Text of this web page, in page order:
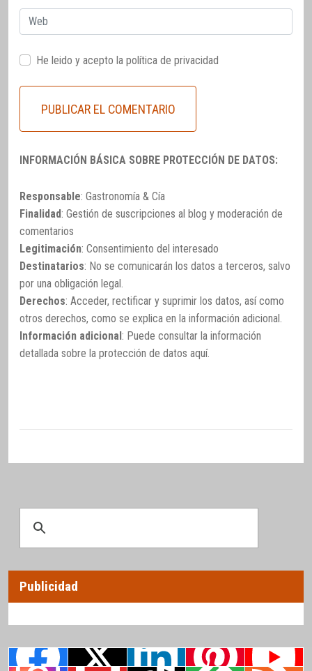
Web
He leido y acepto la política de privacidad
INFORMACIÓN BÁSICA SOBRE PROTECCIÓN DE DATOS:
Responsable: Gastronomía & Cía
Finalidad: Gestión de suscripciones al blog y moderación de
comentarios
Legitimación: Consentimiento del interesado
Destinatarios: No se comunicarán los datos a terceros, salvo
por una obligación legal.
Derechos: Acceder, rectificar y suprimir los datos, así como
otros derechos, como se explica en la información adicional.
Información adicional: Puede consultar la información
detallada sobre la protección de datos aquí.
Publicidad